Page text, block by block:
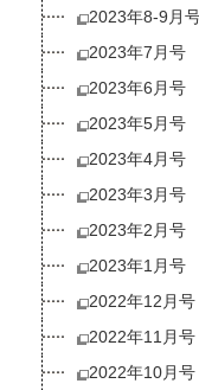
2023年8-9月
2023年7月号
2023年6月号
2023年5月号
2023年4月号
2023年3月号
2023年2月号
2023年1月号
2022年12月号
2022年11月号
2022年10月号